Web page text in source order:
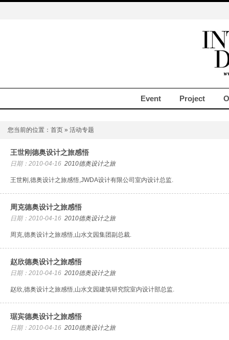
Event Project
您当前的位置： 首页 » 活动专题
王世刚德奥设计之旅感悟
日期：2010-04-16 2010德奥设计之旅
王世刚,德奥设计之旅感悟,JWDA设计有限公司室内设计总监.
周克德奥设计之旅感悟
日期：2010-04-16 2010德奥设计之旅
周克,德奥设计之旅感悟,山水文园集团副总裁.
赵欣德奥设计之旅感悟
日期：2010-04-16 2010德奥设计之旅
赵欣,德奥设计之旅感悟,山水文园建筑研究院室内设计部总监.
琚宾德奥设计之旅感悟
日期：2010-04-16 2010德奥设计之旅